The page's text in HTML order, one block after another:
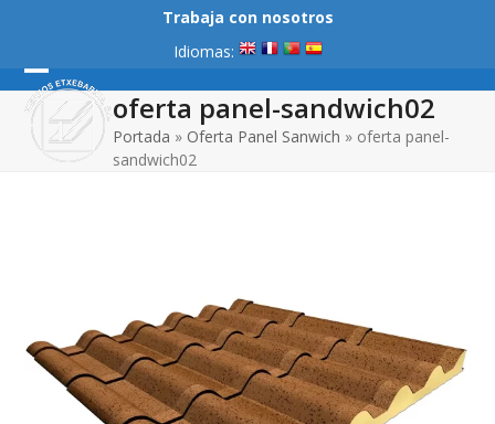
content
Trabaja con nosotros
Idiomas:
Open
mobile
menu
Close
mobile
menu
oferta panel-sandwich02
Portada » Oferta Panel Sanwich » oferta panel-
sandwich02